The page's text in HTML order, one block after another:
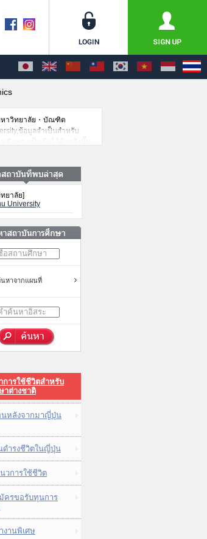
หาวิทยาลัย・บัณฑิต
ข้อมูลจำเป็นสำหรับ
ดินทางเป็นต้นไว้ด้วยดังนั้น
ยาลัย]
University
นหาจากแผนที่
การใช้ชีวิตสำหรับ
าต่างชาติ
หลังจากมาญี่ปุ่น
ดำรงชีวิตในญี่ปุ่น
วการใช้ชีวิต
ครขอรับทุนการ
งานพิเศษ